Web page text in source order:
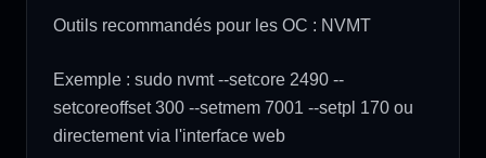
Outils recommandés pour les OC : NVMT
Exemple : sudo nvmt --setcore 2490 --
setcoreoffset 300 --setmem 7001 --setpl 170 ou
directement via l'interface web